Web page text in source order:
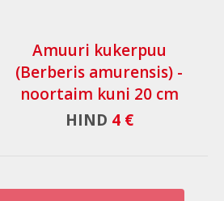
Amuuri kukerpuu
(Berberis amurensis) -
noortaim kuni 20 cm
HIND 4 €